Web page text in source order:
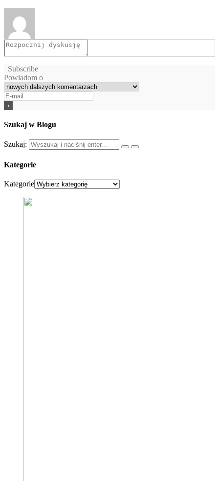
Subscribe
Powiadom o
Szukaj w Blogu
Szukaj:
Kategorie
Kategorie